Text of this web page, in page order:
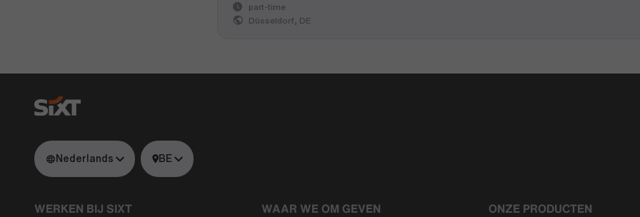
part-time
Düsseldorf, DE
Nederlands BE
WERKEN BIJ SIXT WAAR WE OM GEVEN ONZE PRODUCTEN